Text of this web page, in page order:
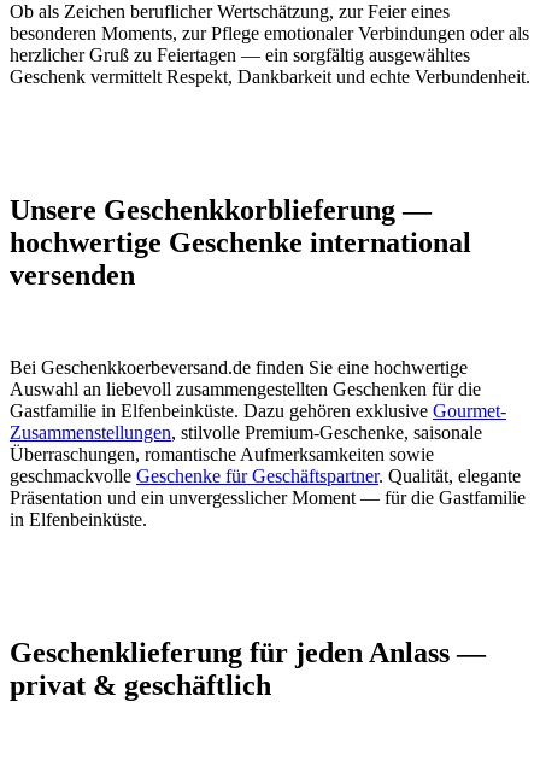
Ob als Zeichen beruflicher Wertschätzung, zur Feier eines
besonderen Moments, zur Pflege emotionaler Verbindungen oder als
herzlicher Gruß zu Feiertagen — ein sorgfältig ausgewähltes
Geschenk vermittelt Respekt, Dankbarkeit und echte Verbundenheit.
Unsere Geschenkkorblieferung —
hochwertige Geschenke international
versenden
Bei Geschenkkoerbeversand.de finden Sie eine hochwertige
Auswahl an liebevoll zusammengestellten Geschenken für die
Gastfamilie in Elfenbeinküste. Dazu gehören exklusive Gourmet-
Zusammenstellungen, stilvolle Premium-Geschenke, saisonale
Überraschungen, romantische Aufmerksamkeiten sowie
geschmackvolle Geschenke für Geschäftspartner. Qualität, elegante
Präsentation und ein unvergesslicher Moment — für die Gastfamilie
in Elfenbeinküste.
Geschenklieferung für jeden Anlass —
privat & geschäftlich